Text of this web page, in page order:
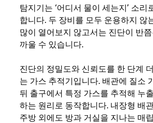
탐지기는 ‘어디서 물이 세는지’ 소리
합니다. 두 장비를 모두 운용하지 않
많이 열어보지 않고서는 진단이 반
까울 수 있습니다.
진단의 정밀도와 신뢰도를 한 단계
는 가스 추적기입니다. 배관에 질소
뒤 출구에서 특정 가스를 추적해 누
하는 원리로 동작합니다. 내장형 배
주방 외에도 방과 거실을 지나는 매